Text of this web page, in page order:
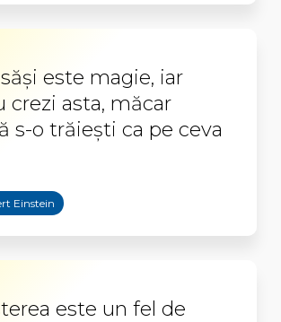
este magie, iar
crezi asta, măcar
s-o trăiești ca pe ceva
Einstein
este un fel de